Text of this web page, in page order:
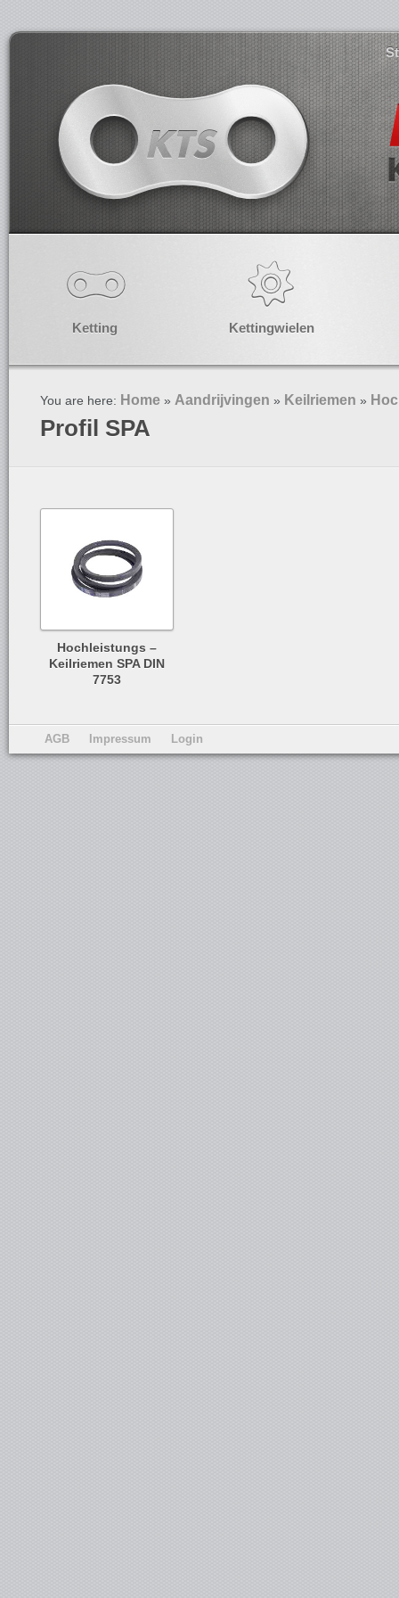
Ketting Kettingwielen
You are here: Home » Aandrijvingen » Keilriemen »
Profil SPA
Hochleistungs –
Keilriemen SPA DIN
7753
AGB Impressum Login